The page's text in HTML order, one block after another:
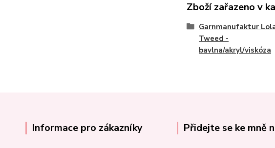
Zboží zařazeno v
Garnmanufaktur
Tweed -
bavlna/akryl/viskóza
Informace pro zákazníky Přidejte se ke mně